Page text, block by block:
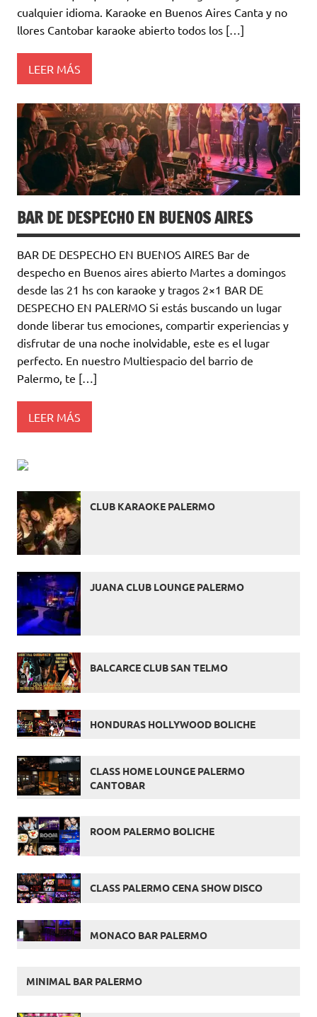
cualquier idioma. Karaoke en Buenos Aires Canta y no
llores Cantobar karaoke abierto todos los […]
LEER MÁS
BAR DE DESPECHO EN BUENOS AIRES
BAR DE DESPECHO EN BUENOS AIRES Bar de
despecho en Buenos aires abierto Martes a domingos
desde las 21 hs con karaoke y tragos 2×1 BAR DE
DESPECHO EN PALERMO Si estás buscando un lugar
donde liberar tus emociones, compartir experiencias y
disfrutar de una noche inolvidable, este es el lugar
perfecto. En nuestro Multiespacio del barrio de
Palermo, te […]
LEER MÁS
CLUB KARAOKE PALERMO
JUANA CLUB LOUNGE PALERMO
BALCARCE CLUB SAN TELMO
HONDURAS HOLLYWOOD BOLICHE
CLASS HOME LOUNGE PALERMO
CANTOBAR
ROOM PALERMO BOLICHE
CLASS PALERMO CENA SHOW DISCO
MONACO BAR PALERMO
MINIMAL BAR PALERMO